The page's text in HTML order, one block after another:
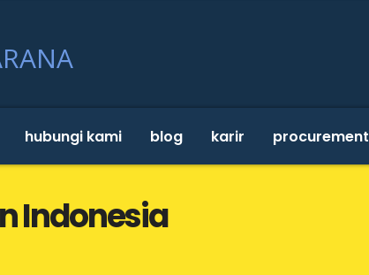
hubungi kami blog karir procurement
Indonesia